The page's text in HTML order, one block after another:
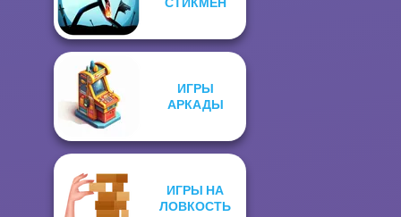
ИГРЫ
АРКАДЫ
ИГРЫ НА
ЛОВКОСТЬ